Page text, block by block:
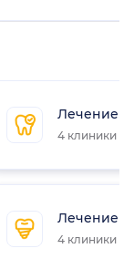
Лечение
4 клиники
Лечение
4 клиники